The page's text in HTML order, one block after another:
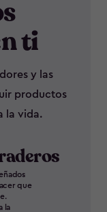
ti
y las
productos
la vida.
que
la